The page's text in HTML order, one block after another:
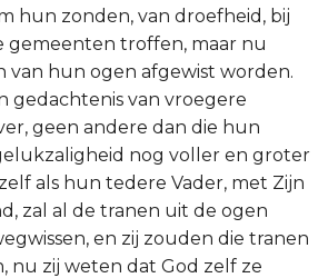
hun zonden, van droefheid, bij
gemeenten troffen, maar nu
van hun ogen afgewist worden.
gedachtenis van vroegere
geen andere dan die hun
nog voller en groter
als hun tedere Vader, met Zijn
zal al de tranen uit de ogen
en zij zouden die tranen
nu zij weten dat God zelf ze